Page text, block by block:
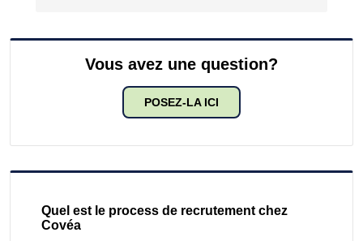
Vous avez une question?
POSEZ-LA ICI
Quel est le process de recrutement chez
Covéa